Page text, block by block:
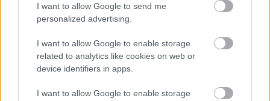
I want to allow Google to send me
personalized advertising.
I want to allow Google to enable storage
related to analytics like cookies on web or
device identifiers in apps.
I want to allow Google to enable storage
Pato O’Ward levadászása után az utolsó körben elhappolta
Scott McLaughlin elől a második helyet. „Ahogy megelőztem
INDYCAR / 2022. AUG. 21.
Fantasztikus show után